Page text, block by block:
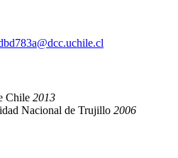
Chile 2013
Nacional de Trujillo 2006